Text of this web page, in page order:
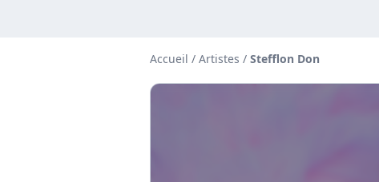
Accueil / Artistes / Stefflon Don